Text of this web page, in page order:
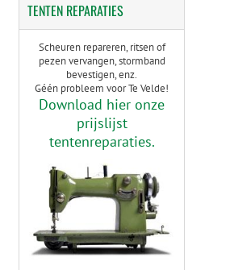
TENTEN REPARATIES
Scheuren repareren, ritsen of
pezen vervangen, stormband
bevestigen, enz.
Géén probleem voor Te Velde!
Download hier onze
prijslijst
tentenreparaties.